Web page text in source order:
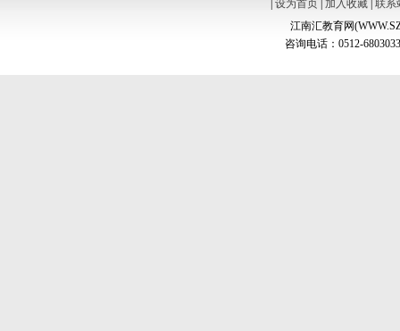
设为首页| 加入收藏| 联系
江南汇教育网
咨询电话：0512-